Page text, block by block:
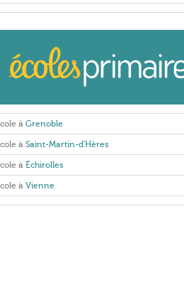
à Grenoble
à Saint-Martin-d'Hères
à Échirolles
à Vienne